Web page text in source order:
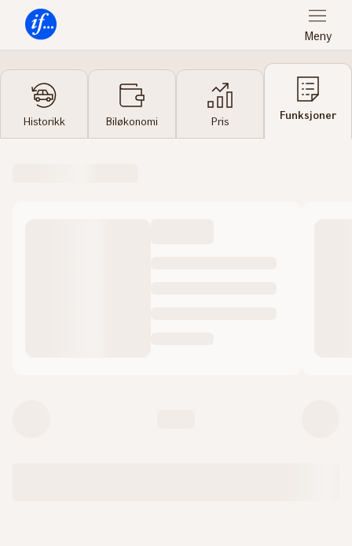
Meny
Historikk Biløkonomi Pris Funksjoner